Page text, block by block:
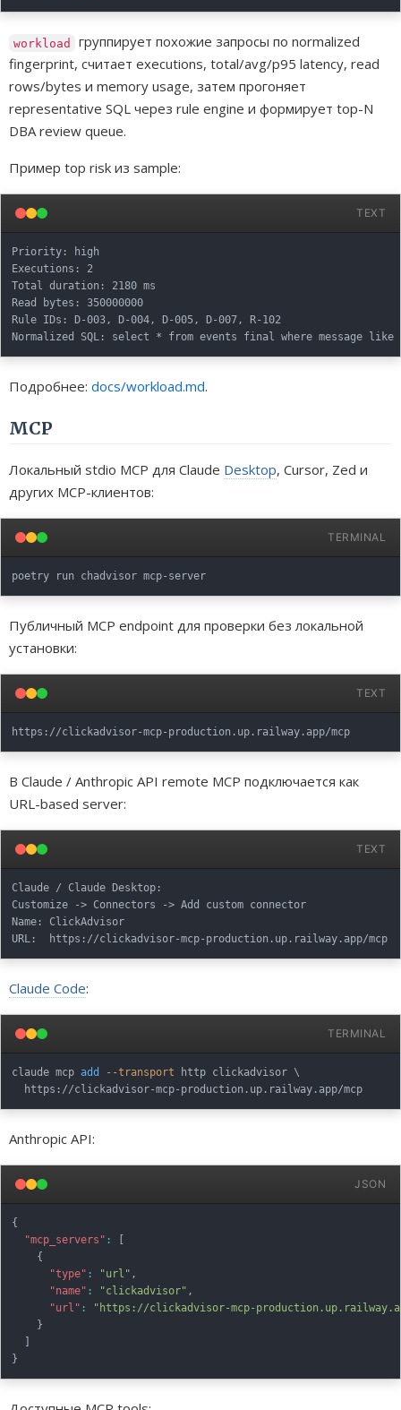
workload
группирует похожие запросы по normalized
fingerprint, считает executions, total/avg/p95 latency, read
rows/bytes и memory usage, затем прогоняет
representative SQL через rule engine и формирует top-N
DBA review queue.
Пример top risk из sample:
TEXT
Priority: high
Executions: 2
Total duration: 2180 ms
Read bytes: 350000000
Rule IDs: D-003, D-004, D-005, D-007, R-102
Подробнее: docs/workload.md.
MCP
Локальный stdio MCP для Claude Desktop, Cursor, Zed и
других MCP-клиентов:
TERMINAL
Публичный MCP endpoint для проверки без локальной
установки:
TEXT
В Claude / Anthropic API remote MCP подключается как
URL-based server:
TEXT
Claude / Claude Desktop:
Customize -> Connectors -> Add custom connector
Name: ClickAdvisor
Claude Code:
TERMINAL
claude mcp add --transport http clickadvisor \
Anthropic API:
JSON
{
"mcp_servers" :
{
"type" : "url" ,
"name" : "clickadvisor" ,
"url" :
"https://clickadvisor-mcp-
}
}